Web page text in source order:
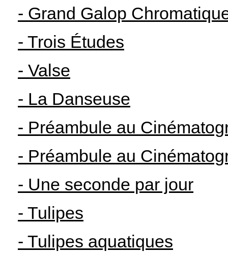
- Grand Galop
- Trois Études
- Valse
- La Danseuse
- Préambule au
- Préambule au
- Une seconde par jour
- Tulipes
- Tulipes aquatiques